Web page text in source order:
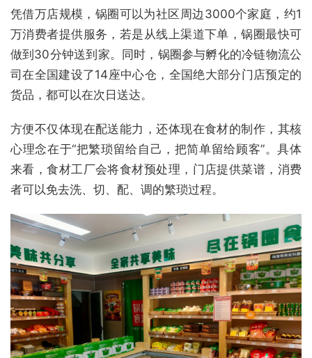
凭借万店规模，锅圈可以为社区周边3000个家庭，约1
万消费者提供服务，若是从线上渠道下单，锅圈最快可
做到30分钟送到家。同时，锅圈参与孵化的冷链物流公
司在全国建设了14座中心仓，全国绝大部分门店预定的
货品，都可以在次日送达。
方便不仅体现在配送能力，还体现在食材的制作，其核
心理念在于“把繁琐留给自己，把简单留给顾客”。具体
来看，食材工厂会将食材预处理，门店提供菜谱，消费
者可以免去洗、切、配、调的繁琐过程。